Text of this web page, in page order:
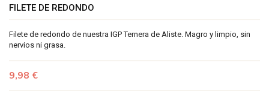
FILETE DE REDONDO
Filete de redondo de nuestra IGP Ternera de Aliste. Magro y limpio, sin
nervios ni grasa.
9,98 €